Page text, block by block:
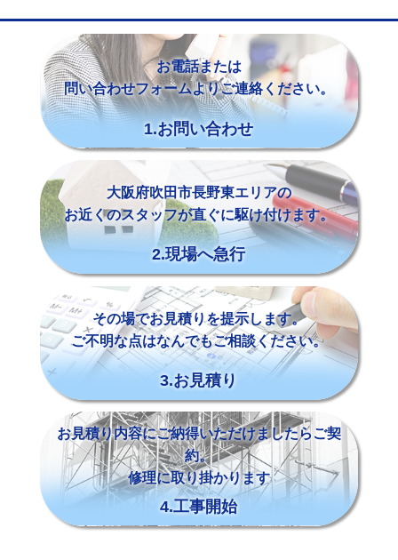
お電話または
問い合わせフォームよりご連絡ください。
1.お問い合わせ
大阪府吹田市長野東エリアの
お近くのスタッフが直ぐに駆け付けます。
2.現場へ急行
その場でお見積りを提示します。
ご不明な点はなんでもご相談ください。
3.お見積り
お見積り内容にご納得いただけましたらご契
約。
修理に取り掛かります
4.工事開始